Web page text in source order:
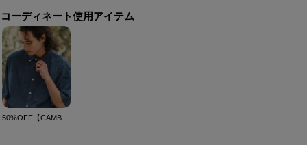
コーディネート使用アイテム